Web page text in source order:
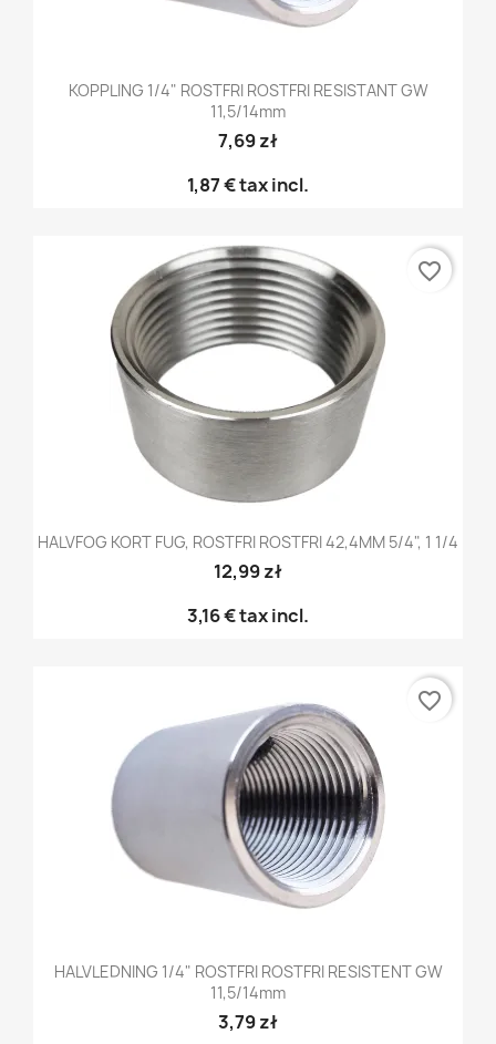
KOPPLING 1/4" ROSTFRI ROSTFRI RESISTANT GW
11,5/14mm
7,69 zł
1,87 €tax incl.
HALVFOG KORT FUG, ROSTFRI ROSTFRI 42,4MM 5/4", 1 1/4
12,99 zł
3,16 €tax incl.
favorite_border
HALVLEDNING 1/4" ROSTFRI ROSTFRI RESISTENT GW
11,5/14mm
3,79 zł
favorite_border